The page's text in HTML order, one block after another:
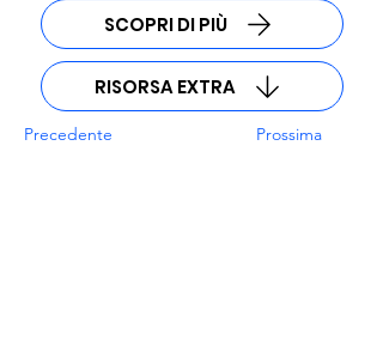
SCOPRI DI PIÙ
RISORSA EXTRA
Precedente Prossima